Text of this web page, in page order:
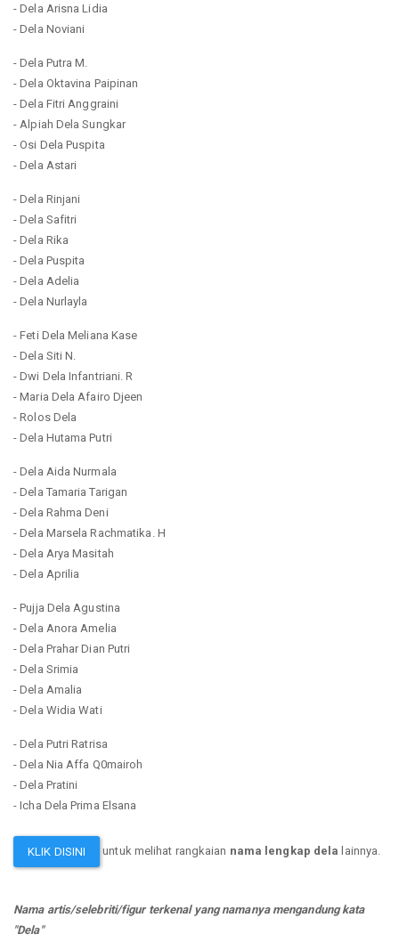
- Dela Arisna Lidia
- Dela Noviani
- Dela Putra M.
- Dela Oktavina Paipinan
- Dela Fitri Anggraini
- Alpiah Dela Sungkar
- Osi Dela Puspita
- Dela Astari
- Dela Rinjani
- Dela Safitri
- Dela Rika
- Dela Puspita
- Dela Adelia
- Dela Nurlayla
- Feti Dela Meliana Kase
- Dela Siti N.
- Dwi Dela Infantriani. R
- Maria Dela Afairo Djeen
- Rolos Dela
- Dela Hutama Putri
- Dela Aida Nurmala
- Dela Tamaria Tarigan
- Dela Rahma Deni
- Dela Marsela Rachmatika. H
- Dela Arya Masitah
- Dela Aprilia
- Pujja Dela Agustina
- Dela Anora Amelia
- Dela Prahar Dian Putri
- Dela Srimia
- Dela Amalia
- Dela Widia Wati
- Dela Putri Ratrisa
- Dela Nia Affa Q0mairoh
- Dela Pratini
- Icha Dela Prima Elsana
KLIK DISINI untuk melihat rangkaian nama lengkap dela lainnya.
Nama artis/selebriti/figur terkenal yang namanya mengandung kata
"Dela"